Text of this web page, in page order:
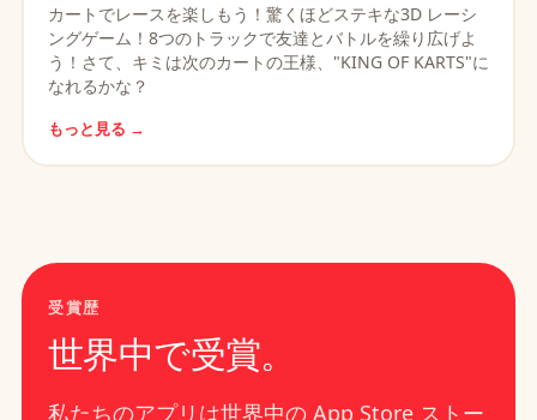
カートでレースを楽しもう！驚くほどステキな3D レーシ
ングゲーム！8つのトラックで友達とバトルを繰り広げよ
う！さて、キミは次のカートの王様、"KING OF KARTS"に
なれるかな？
もっと見る →
受賞歴
世界中で受賞。
私たちのアプリは世界中の App Store ストー